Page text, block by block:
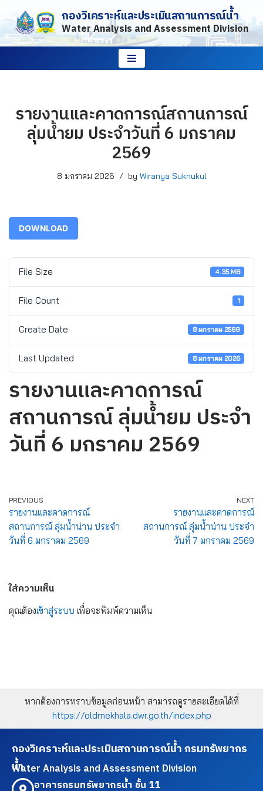
Skip
to
กองวิเคราะห์และประเมินสถานการณ์น้ำ
Water Analysis and Assessment Division
รายงานและคาดการณ์สถานการณ์
ลุ่มน้ำยม ประจำวันที่ 6 มกราคม
2569
8 มกราคม 2026 by Wiranya Suknukul
DOWNLOAD
File Size 4.35 MB
File Count 1
Create Date 8 มกราคม 2569
Last Updated 8 มกราคม 2026
รายงานและคาดการณ์
สถานการณ์ ลุ่มน้ำยม ประจำ
วันที่ 6 มกราคม 2569
PREVIOUS
รายงานและคาดการณ์
สถานการณ์ ลุ่มน้ำน่าน ประจำ
วันที่ 6 มกราคม 2569
NEXT
รายงานและคาดการณ์
สถานการณ์ ลุ่มน้ำน่าน ประจำ
วันที่ 7 มกราคม 2569
ใส่ความเห็น
คุณต้องเข้าสู่ระบบ เพื่อจะพิมพ์ความเห็น
หากต้องการทราบข้อมูลก่อนหน้า สามารถดูรายละเอียดได้ที่
https://oldmekhala.dwr.go.th/index.php
กองวิเคราะห์และประเมินสถานการณ์น้ำ กรมทรัพยากร
น้ำ
Water Analysis and Assessment Division
อาคารกรมทรัพยากรน้ำ ชั้น 11